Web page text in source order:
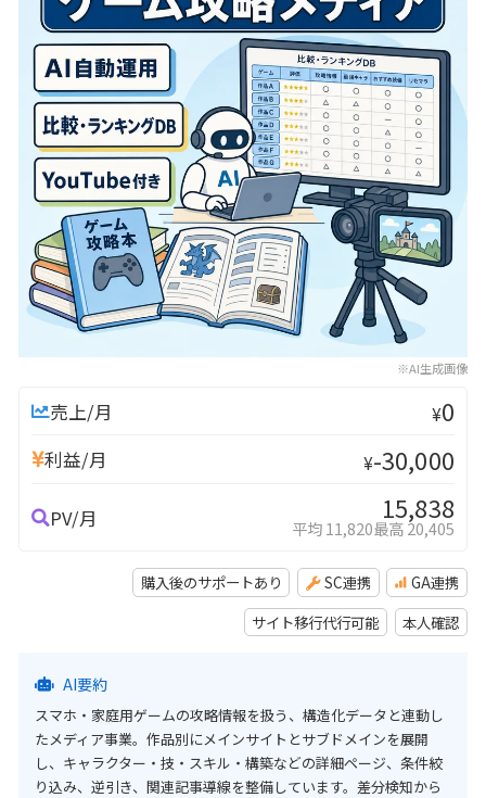
※AI生成画像
売上/月 ¥0
利益/月 ¥-30,000
PV/月 15,838
平均 11,820最高 20,405
購入後のサポートあり SC連携
GA連携
サイト移行代行可能
本人確認
AI要約
スマホ・家庭用ゲームの攻略情報を扱う、構造化データと連動し
たメディア事業。作品別にメインサイトとサブドメインを展開
し、キャラクター・技・スキル・構築などの詳細ページ、条件絞
り込み、逆引き、関連記事導線を整備しています。差分検知から